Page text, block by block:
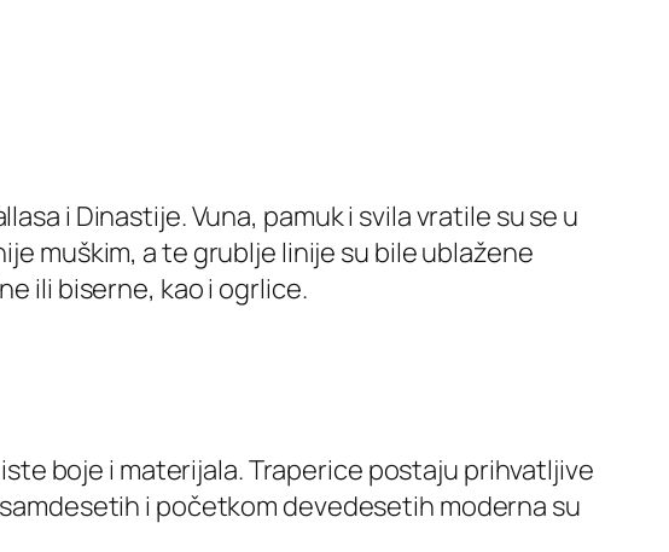
i Dinastije. Vuna, pamuk i svila vratile su se u
muškim, a te grublje linije su bile ublažene
ili biserne, kao i ogrlice.
boje i materijala. Traperice postaju prihvatljive
i početkom devedesetih moderna su